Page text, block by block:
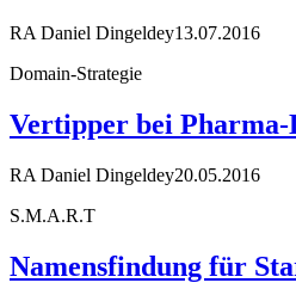
RA Daniel Dingeldey13.07.2016
Domain-Strategie
Vertipper bei Pharma-
RA Daniel Dingeldey20.05.2016
S.M.A.R.T
Namensfindung für